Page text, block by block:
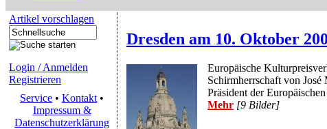
Artikel vorschlagen
Login / Anmelden
Registrieren
Service • Kontakt •
Impressum &
Datenschutzerklärung
Dresden am 10. Oktober
Europäische
Schirmherrschaft von José
Präsident der
Mehr [9 Bilder]